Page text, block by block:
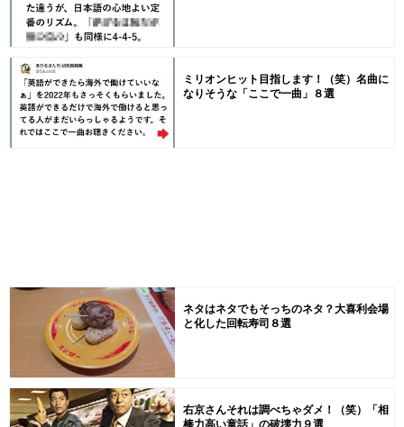
ミリオンヒット目指します！（笑）名曲に
なりそうな「ここで一曲」８選
ネタはネタでもそっちのネタ？大喜利会場
と化した回転寿司８選
右京さんそれは調べちゃダメ！（笑）「相
棒力高い童話」の破壊力９選